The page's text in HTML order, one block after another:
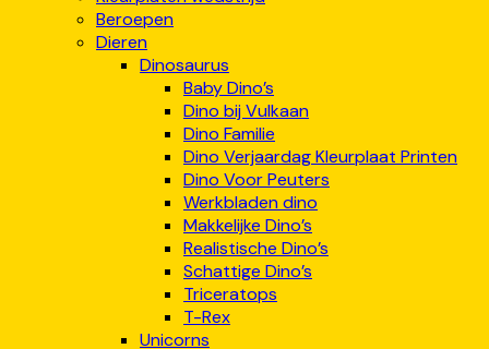
Beroepen
Dieren
Dinosaurus
Baby Dino’s
Dino bij Vulkaan
Dino Familie
Dino Verjaardag Kleurplaat Printen
Dino Voor Peuters
Werkbladen dino
Makkelijke Dino’s
Realistische Dino’s
Schattige Dino’s
Triceratops
T-Rex
Unicorns